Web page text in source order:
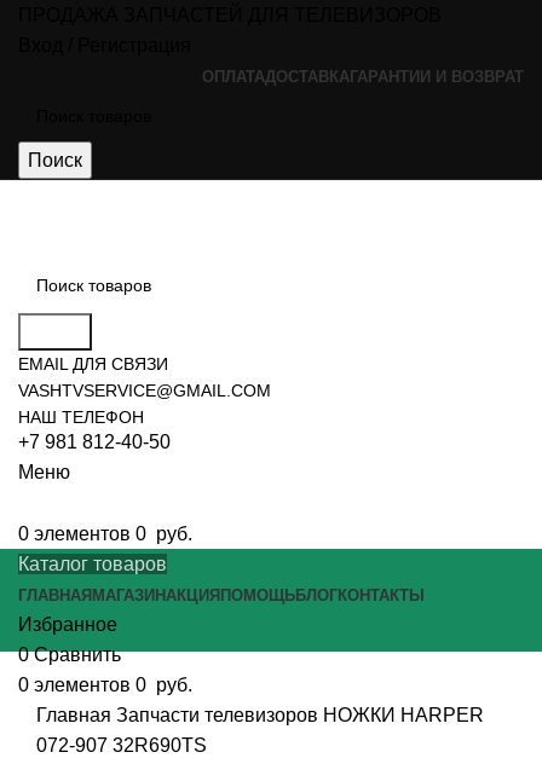
ОПЛАТАДОСТАВКА ГАРАНТИИ И ВОЗВРАТ
Поиск
EMAIL ДЛЯ СВЯЗИ
VASHTVSERVICE@GMAIL.COM
НАШ ТЕЛЕФОН
+7 981 812-40-50
Меню
0 элементов 0 руб.
Каталог товаров
ГЛАВНАЯ МАГАЗИНАКЦИЯ ПОМОЩЬ БЛОГ КОНТАКТЫ
Избранное
0 Сравнить
0 элементов 0 руб.
Главная Запчасти телевизоров НОЖКИ HARPER
072-907 32R690TS